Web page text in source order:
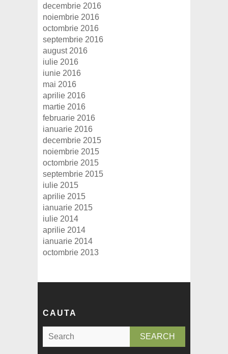
decembrie 2016
noiembrie 2016
octombrie 2016
septembrie 2016
august 2016
iulie 2016
iunie 2016
mai 2016
aprilie 2016
martie 2016
februarie 2016
ianuarie 2016
decembrie 2015
noiembrie 2015
octombrie 2015
septembrie 2015
iulie 2015
aprilie 2015
ianuarie 2015
iulie 2014
aprilie 2014
ianuarie 2014
octombrie 2013
CAUTA
a